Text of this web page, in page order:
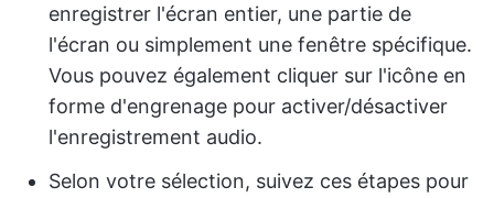
enregistrer l'écran entier, une partie de
l'écran ou simplement une fenêtre spécifique.
Vous pouvez également cliquer sur l'icône en
forme d'engrenage pour activer/désactiver
l'enregistrement audio.
Selon votre sélection, suivez ces étapes pour